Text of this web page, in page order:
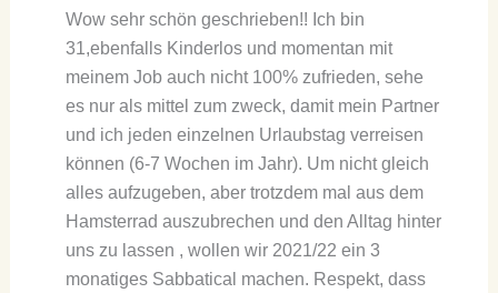
Wow sehr schön geschrieben!! Ich bin
31,ebenfalls Kinderlos und momentan mit
meinem Job auch nicht 100% zufrieden, sehe
es nur als mittel zum zweck, damit mein Partner
und ich jeden einzelnen Urlaubstag verreisen
können (6-7 Wochen im Jahr). Um nicht gleich
alles aufzugeben, aber trotzdem mal aus dem
Hamsterrad auszubrechen und den Alltag hinter
uns zu lassen , wollen wir 2021/22 ein 3
monatiges Sabbatical machen. Respekt, dass